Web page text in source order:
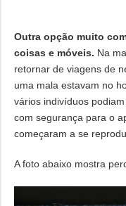
Outra opção muito
coisas e móveis. Na
retornar de viagens de
uma mala estavam no
vários indivíduos
com segurança para o
começaram a se
A foto abaixo mostra